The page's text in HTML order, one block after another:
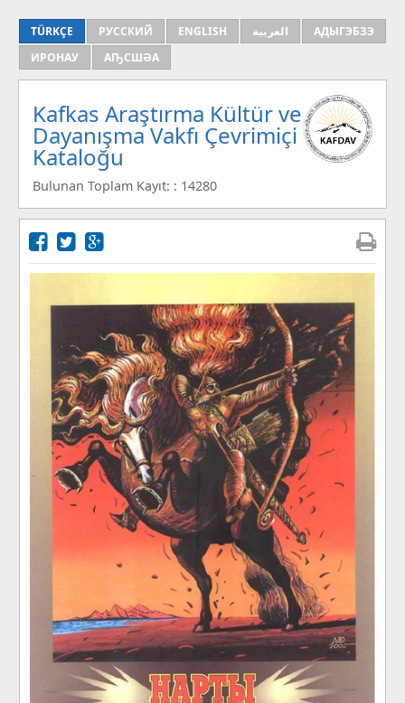
TÜRKÇE РУССКИЙ ENGLISH العربية
АДЫГЭБЗЭ
ИРОНАУ
АҦСШӘА
Kafkas Araştırma Kültür ve
Dayanışma Vakfı Çevrimiçi
Kataloğu
Bulunan Toplam Kayıt: : 14280